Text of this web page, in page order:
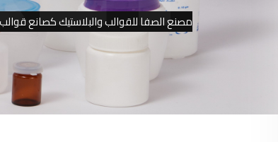
مصنع الصفا للقوالب والبلاستيك كصانع قوالب